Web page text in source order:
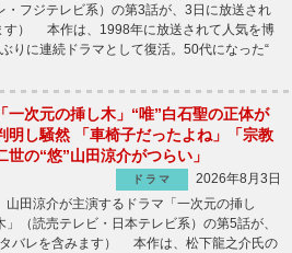
・フジテレビ系）の第3話が、3日に放送され
す） 本作は、1998年に放送されて人気を博
りに連続ドラマとして復活。50代になった“
「一次元の挿し木」“唯”白石聖の正体が
明し騒然 「車椅子だったよね」「宗教
世の“悠”山田涼介がつらい」
ドラマ
2026年8月3日
山田涼介が主演するドラマ「一次元の挿し
」（読売テレビ・日本テレビ系）の第5話が、
バレを含みます） 本作は、松下龍之介氏の